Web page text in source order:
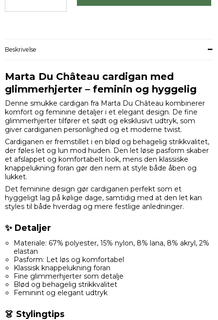
Beskrivelse
Marta Du Château cardigan med
glimmerhjerter – feminin og hyggelig
Denne smukke cardigan fra Marta Du Château kombinerer
komfort og feminine detaljer i et elegant design. De fine
glimmerhjerter tilfører et sødt og eksklusivt udtryk, som
giver cardiganen personlighed og et moderne twist.
Cardiganen er fremstillet i en blød og behagelig strikkvalitet,
der føles let og lun mod huden. Den let løse pasform skaber
et afslappet og komfortabelt look, mens den klassiske
knappelukning foran gør den nem at style både åben og
lukket.
Det feminine design gør cardiganen perfekt som et
hyggeligt lag på kølige dage, samtidig med at den let kan
styles til både hverdag og mere festlige anledninger.
✨ Detaljer
Materiale: 67% polyester, 15% nylon, 8% lana, 8% akryl, 2%
elastan
Pasform: Let løs og komfortabel
Klassisk knappelukning foran
Fine glimmerhjerter som detalje
Blød og behagelig strikkvalitet
Feminint og elegant udtryk
👗 Stylingtips